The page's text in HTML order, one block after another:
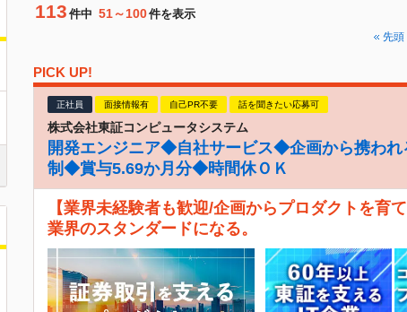
113 件中 51～100件を表示
先頭
PICK UP!
正社員 面接情報有 自己PR不要 話を聞きたい応募可
株式会社東証コンピュータシステム
開発エンジニア◆自社サービス◆企画から携わ
制◆賞与5.69か月分◆時間休ＯＫ
【業界未経験者も歓迎/企画からプロダクトを育
業界のスタンダードになる。